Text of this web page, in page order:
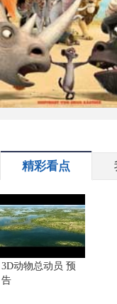
精彩看点
3D动物总动员 预
告